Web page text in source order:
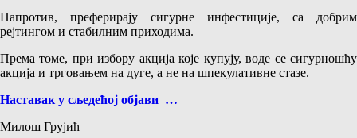
Напротив, преферирају сигурне инфестиције, са добрим
рејтингом и стабилним приходима.
Према томе, при избору акција које купују, воде се сигурношћу
акција и трговањем на дуге, а не на шпекулативне стазе.
Наставак у сљедећој објави …
Милош Грујић